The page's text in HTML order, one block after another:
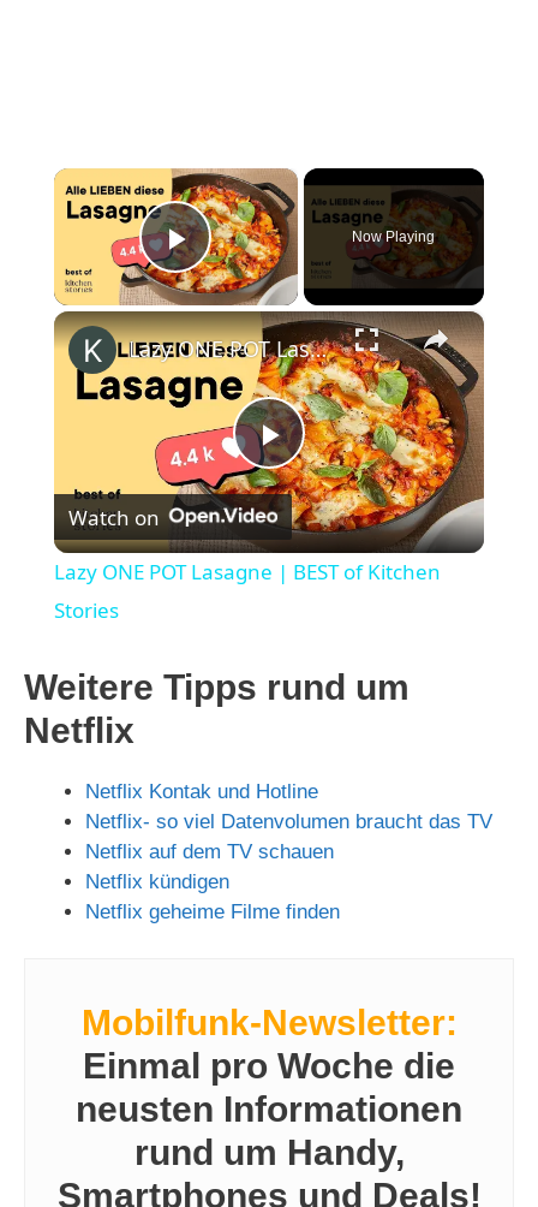
×
Play Video
Now Playing
×
P
l
y
i
d
o
Lazy ONE POT Lasagne | BEST of Kitchen Stories
Watch on
Lazy ONE POT Lasagne | BEST of Kitchen
Stories
Weitere Tipps rund um
Netflix
Netflix Kontak und Hotline
Netflix- so viel Datenvolumen braucht das TV
Netflix auf dem TV schauen
Netflix kündigen
Netflix geheime Filme finden
Mobilfunk-Newsletter:
Einmal pro Woche die
neusten Informationen
rund um Handy,
Smartphones und Deals!